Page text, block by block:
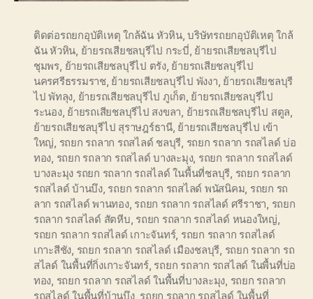
ติดต่อรถยกอุบัติเหตุ ใกล้ฉัน หัวหิน,บริษัทรถยกอุบัติเหตุ ใกล้
ฉัน หัวหิน, ย้ายรถเสียชลบุรีไป กระบี่, ย้ายรถเสียชลบุรีไป
ชุมพร, ย้ายรถเสียชลบุรีไป ตรัง, ย้ายรถเสียชลบุรีไป
นครศรีธรรมราช, ย้ายรถเสียชลบุรีไป พังงา, ย้ายรถเสียชลบุรี
ไป พัทลุง, ย้ายรถเสียชลบุรีไป ภูเก็ต, ย้ายรถเสียชลบุรีไป
ระนอง, ย้ายรถเสียชลบุรีไป สงขลา, ย้ายรถเสียชลบุรีไป สตูล,
ย้ายรถเสียชลบุรีไป สุราษฎร์ธานี, ย้ายรถเสียชลบุรีไป เข้า
ใหญ่, รถยก รถลาก รถสไลด์ ชลบุรี, รถยก รถลาก รถสไลด์ บ่อ
ทอง, รถยก รถลาก รถสไลด์ บางละมุง, รถยก รถลาก รถสไลด์
บางละมุง รถยก รถลาก รถสไลด์ ในพื้นที่ชลบุรี, รถยก รถลาก
รถสไลด์ บ้านบึง, รถยก รถลาก รถสไลด์ พนัสนิคม, รถยก รถ
ลาก รถสไลด์ พานทอง, รถยก รถลาก รถสไลด์ ศรีราชา, รถยก
รถลาก รถสไลด์ สัตหีบ, รถยก รถลาก รถสไลด์ หนองใหญ่,
รถยก รถลาก รถสไลด์ เกาะจันทร์, รถยก รถลาก รถสไลด์
เกาะสีชัง, รถยก รถลาก รถสไลด์ เมืองชลบุรี, รถยก รถลาก รถ
สไลด์ ในพื้นที่กิ่งเกาะจันทร์, รถยก รถลาก รถสไลด์ ในพื้นที่บ่อ
ทอง, รถยก รถลาก รถสไลด์ ในพื้นที่บางละมุง, รถยก รถลาก
รถสไลด์ ในพื้นที่บ้านบึง, รถยก รถลาก รถสไลด์ ในพื้นที่